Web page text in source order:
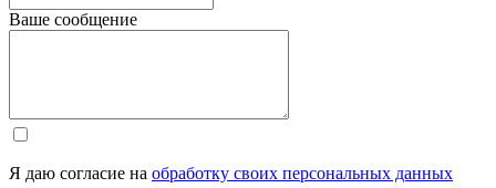
Ваше сообщение
Я даю согласие на обработку своих персональных данных